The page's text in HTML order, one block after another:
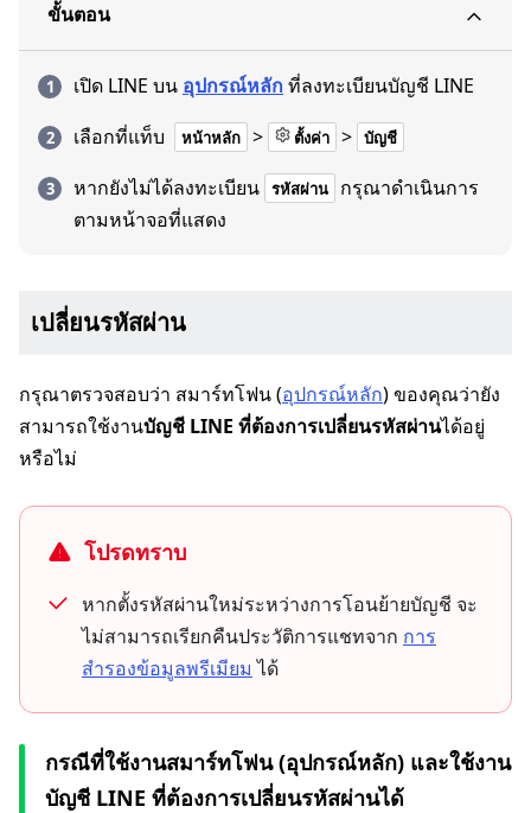
ขั้นตอน
เปิด LINE บน อุปกรณ์หลัก ที่ลงทะเบียนบัญชี LINE
เลือกที่แท็บ
หน้าหลัก > ตั้งค่า > บัญชี
หากยังไม่ได้ลงทะเบียน รหัสผ่าน
กรุณาดำเนินการ
ตามหน้าจอที่แสดง
เปลี่ยนรหัสผ่าน
กรุณาตรวจสอบว่า สมาร์ทโฟน (อุปกรณ์หลัก) ของคุณว่ายัง
สามารถใช้งานบัญชี LINE ที่ต้องการเปลี่ยนรหัสผ่านได้อยู่
หรือไม่
โปรดทราบ
หากตั้งรหัสผ่านใหม่ระหว่างการโอนย้ายบัญชี จะ
ไม่สามารถเรียกคืนประวัติการแชทจาก การ
สำรองข้อมูลพรีเมียม ได้
กรณีที่ใช้งานสมาร์ทโฟน (อุปกรณ์หลัก) และใช้งาน
บัญชี LINE ที่ต้องการเปลี่ยนรหัสผ่านได้